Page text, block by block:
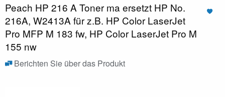
Peach HP 216 A Toner ma ersetzt HP No.
216A, W2413A für z.B. HP Color LaserJet
Pro MFP M 183 fw, HP Color LaserJet Pro M
155 nw
Berichten Sie über das Produkt